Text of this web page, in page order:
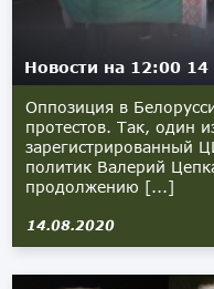
Новости на 12:00 14
Оппозиция в
протестов. Так, один
зарегистрированный
политик Валерий
продолжению [...]
14.08.2020